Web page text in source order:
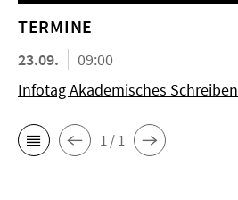
TERMINE
23.09.
09:00
Infotag Akademisches Schreiben
1 / 1